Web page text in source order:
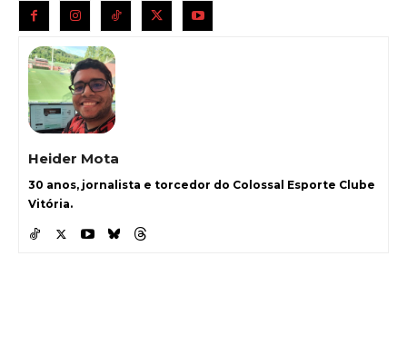
Heider Mota
30 anos, jornalista e torcedor do Colossal Esporte Clube
Vitória.